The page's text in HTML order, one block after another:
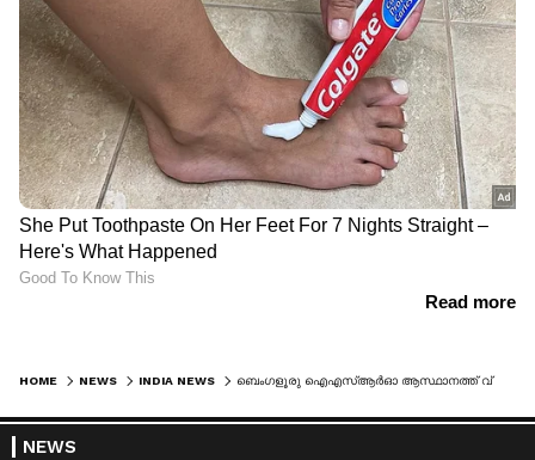
HOME NEWS INDIA NEWS ബെം​ഗളൂരു ഐഎസ്ആർഓ ആസ്ഥാനത്ത് വ്യാജ ബോംബ് ഭീഷണി സന്ദേശം അയച്ചയാൾ പിടിയിൽ; പ്രതി മാനസികാസ്വാസ്ഥ്യമുള്ളയാളെന്ന് പൊലീസ്
NEWS